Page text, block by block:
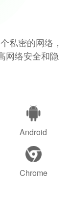
私密的网络，
网络安全和隐
Android
Chrome